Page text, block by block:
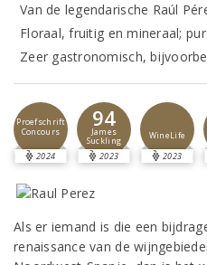
Van de legendarische Raúl
Floraal, fruitig en mineraal;
Zeer gastronomisch,
Proefschrift
Concours
2024
94
James
Suckling
2023
WineLife
2023
Als er iemand is die een
renaissance van de